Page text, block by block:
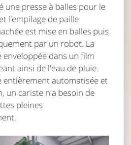
une presse à balles pour le
l'empilage de paille
est mise en balles puis
par un robot. La
dans un film
ainsi de l'eau de pluie.
entièrement automatisée et
un cariste n'a besoin de
pleines